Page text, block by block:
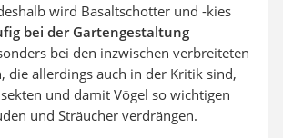
wird Basaltschotter und -kies
bei der Gartengestaltung
bei den inzwischen verbreiteten
die allerdings auch in der Kritik sind,
und damit Vögel so wichtigen
und Sträucher verdrängen.